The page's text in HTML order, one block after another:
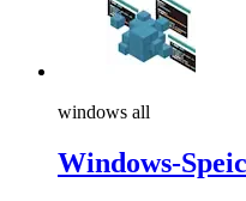
windows all
Windows-